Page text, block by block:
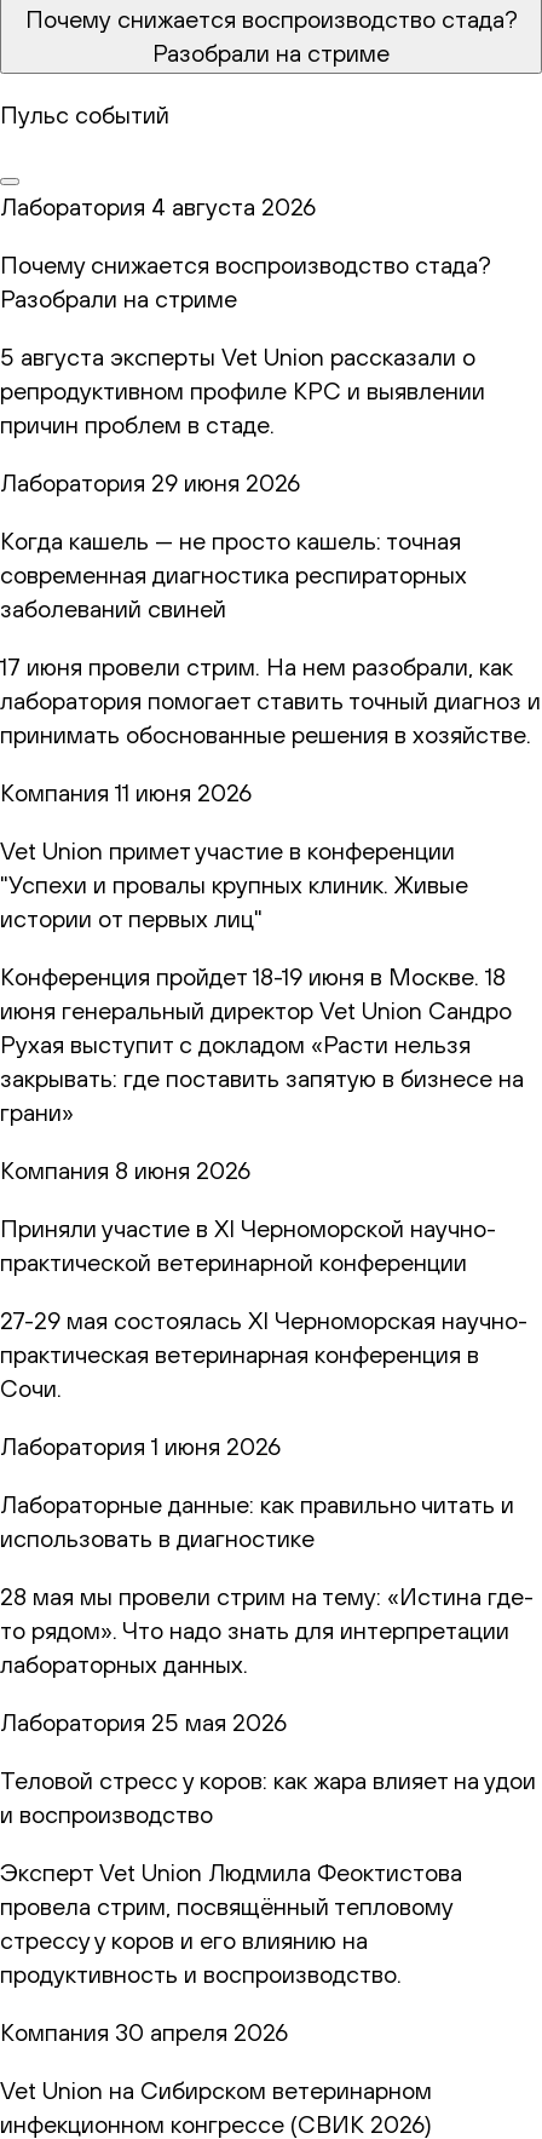
Почему снижается воспроизводство стада?
Разобрали на стриме
Пульс событий
Лаборатория 4 августа 2026
Почему снижается воспроизводство стада?
Разобрали на стриме
5 августа эксперты Vet Union рассказали о
репродуктивном профиле КРС и выявлении
причин проблем в стаде.
Лаборатория 29 июня 2026
Когда кашель — не просто кашель: точная
современная диагностика респираторных
заболеваний свиней
17 июня провели стрим. На нем разобрали, как
лаборатория помогает ставить точный диагноз и
принимать обоснованные решения в хозяйстве.
Компания 11 июня 2026
Vet Union примет участие в конференции
"Успехи и провалы крупных клиник. Живые
истории от первых лиц"
Конференция пройдет 18-19 июня в Москве. 18
июня генеральный директор Vet Union Сандро
Рухая выступит с докладом «Расти нельзя
закрывать: где поставить запятую в бизнесе на
грани»
Компания 8 июня 2026
Приняли участие в XI Черноморской научно-
практической ветеринарной конференции
27-29 мая состоялась XI Черноморская научно-
практическая ветеринарная конференция в
Сочи.
Лаборатория 1 июня 2026
Лабораторные данные: как правильно читать и
использовать в диагностике
28 мая мы провели стрим на тему: «Истина где-
то рядом». Что надо знать для интерпретации
лабораторных данных.
Лаборатория 25 мая 2026
Теловой стресс у коров: как жара влияет на удои
и воспроизводство
Эксперт Vet Union Людмила Феоктистова
провела стрим, посвящённый тепловому
стрессу у коров и его влиянию на
продуктивность и воспроизводство.
Компания 30 апреля 2026
Vet Union на Сибирском ветеринарном
инфекционном конгрессе (СВИК 2026)